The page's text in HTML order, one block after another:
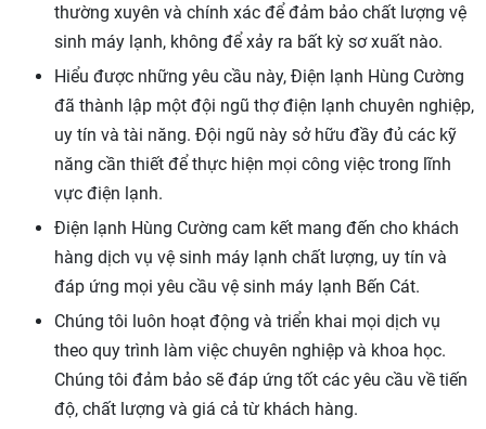
thường xuyên và chính xác để đảm bảo chất lượng vệ
sinh máy lạnh, không để xảy ra bất kỳ sơ xuất nào.
Hiểu được những yêu cầu này, Điện lạnh Hùng Cường
đã thành lập một đội ngũ thợ điện lạnh chuyên nghiệp,
uy tín và tài năng. Đội ngũ này sở hữu đầy đủ các kỹ
năng cần thiết để thực hiện mọi công việc trong lĩnh
vực điện lạnh.
Điện lạnh Hùng Cường cam kết mang đến cho khách
hàng dịch vụ vệ sinh máy lạnh chất lượng, uy tín và
đáp ứng mọi yêu cầu vệ sinh máy lạnh Bến Cát.
Chúng tôi luôn hoạt động và triển khai mọi dịch vụ
theo quy trình làm việc chuyên nghiệp và khoa học.
Chúng tôi đảm bảo sẽ đáp ứng tốt các yêu cầu về tiến
độ, chất lượng và giá cả từ khách hàng.